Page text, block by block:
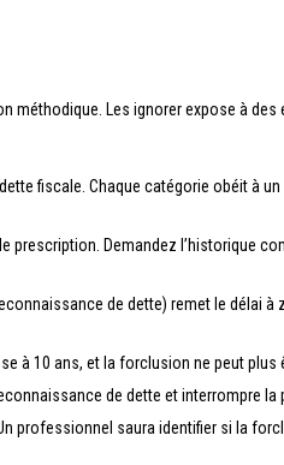
méthodique. Les ignorer expose à
fiscale. Chaque catégorie obéit à
prescription. Demandez l’historique
de dette) remet le délai à
à 10 ans, et la forclusion ne peut plus
de dette et interrompre la
professionnel saura identifier si la